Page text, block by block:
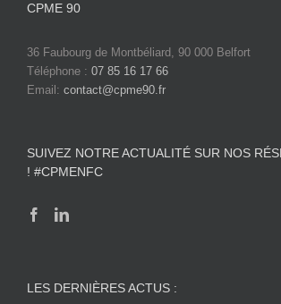
CPME 90
36 Faubourg de Montbéliard, 90 000 Belfort
Téléphone : 07 85 16 17 66
Email: contact@cpme90.fr
SUIVEZ NOTRE ACTUALITÉ SUR NOS
! #CPMENFC
LES DERNIÈRES ACTUS :